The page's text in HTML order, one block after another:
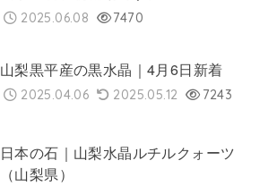
2025.06.08 7470
山梨黒平産の黒水晶｜4月6日新着
2025.04.06 2025.05.12 7243
日本の石｜山梨水晶ルチルクォーツ
（山梨県）